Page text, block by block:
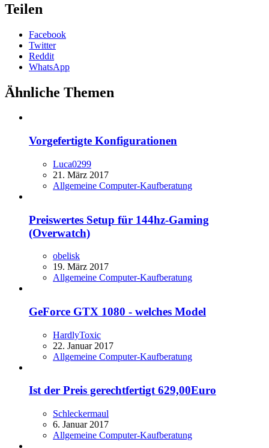
Teilen
Facebook
Twitter
Reddit
WhatsApp
Ähnliche Themen
Vorgefertigte Konfigurationen
Luca0299
21. März 2017
Allgemeine Computer-Kaufberatung
Preiswertes Setup für 144hz-Gaming
(Overwatch)
obelisk
19. März 2017
Allgemeine Computer-Kaufberatung
GeForce GTX 1080 - welches Model
HardlyToxic
22. Januar 2017
Allgemeine Computer-Kaufberatung
Ist der Preis gerechtfertigt 629,00Euro
Schleckermaul
6. Januar 2017
Allgemeine Computer-Kaufberatung